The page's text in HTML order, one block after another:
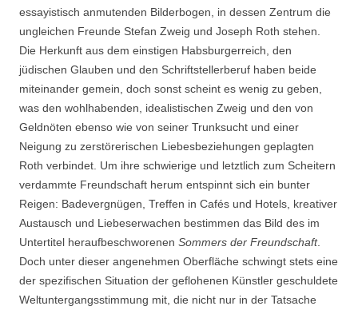
essayistisch anmutenden Bilderbogen, in dessen Zentrum die
ungleichen Freunde Stefan Zweig und Joseph Roth stehen.
Die Herkunft aus dem einstigen Habsburgerreich, den
jüdischen Glauben und den Schriftstellerberuf haben beide
miteinander gemein, doch sonst scheint es wenig zu geben,
was den wohlhabenden, idealistischen Zweig und den von
Geldnöten ebenso wie von seiner Trunksucht und einer
Neigung zu zerstörerischen Liebesbeziehungen geplagten
Roth verbindet. Um ihre schwierige und letztlich zum Scheitern
verdammte Freundschaft herum entspinnt sich ein bunter
Reigen: Badevergnügen, Treffen in Cafés und Hotels, kreativer
Austausch und Liebeserwachen bestimmen das Bild des im
Untertitel heraufbeschworenen Sommers der Freundschaft.
Doch unter dieser angenehmen Oberfläche schwingt stets eine
der spezifischen Situation der geflohenen Künstler geschuldete
Weltuntergangsstimmung mit, die nicht nur in der Tatsache